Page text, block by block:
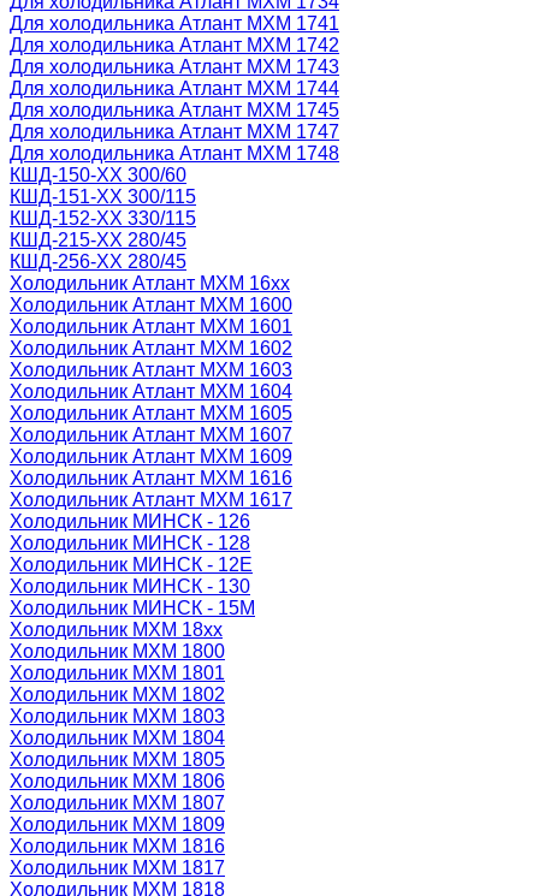
Для холодильника Атлант МХМ 1741
Для холодильника Атлант МХМ 1742
Для холодильника Атлант МХМ 1743
Для холодильника Атлант МХМ 1744
Для холодильника Атлант МХМ 1745
Для холодильника Атлант МХМ 1747
Для холодильника Атлант МХМ 1748
КШД-150-ХХ 300/60
КШД-151-ХХ 300/115
КШД-152-ХХ 330/115
КШД-215-ХХ 280/45
КШД-256-ХХ 280/45
Холодильник Атлант МХМ 16xx
Холодильник Атлант МХМ 1600
Холодильник Атлант МХМ 1601
Холодильник Атлант МХМ 1602
Холодильник Атлант МХМ 1603
Холодильник Атлант МХМ 1604
Холодильник Атлант МХМ 1605
Холодильник Атлант МХМ 1607
Холодильник Атлант МХМ 1609
Холодильник Атлант МХМ 1616
Холодильник Атлант МХМ 1617
Холодильник МИНСК - 126
Холодильник МИНСК - 128
Холодильник МИНСК - 12Е
Холодильник МИНСК - 130
Холодильник МИНСК - 15М
Холодильник МХМ 18xx
Холодильник МХМ 1800
Холодильник МХМ 1801
Холодильник МХМ 1802
Холодильник МХМ 1803
Холодильник МХМ 1804
Холодильник МХМ 1805
Холодильник МХМ 1806
Холодильник МХМ 1807
Холодильник МХМ 1809
Холодильник МХМ 1816
Холодильник МХМ 1817
Холодильник МХМ 1818